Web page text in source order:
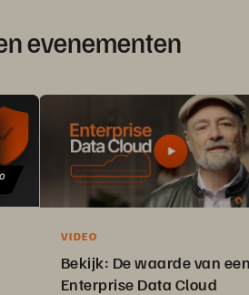
evenementen
VIDEO
Bekijk: De waarde van een
Enterprise Data Cloud